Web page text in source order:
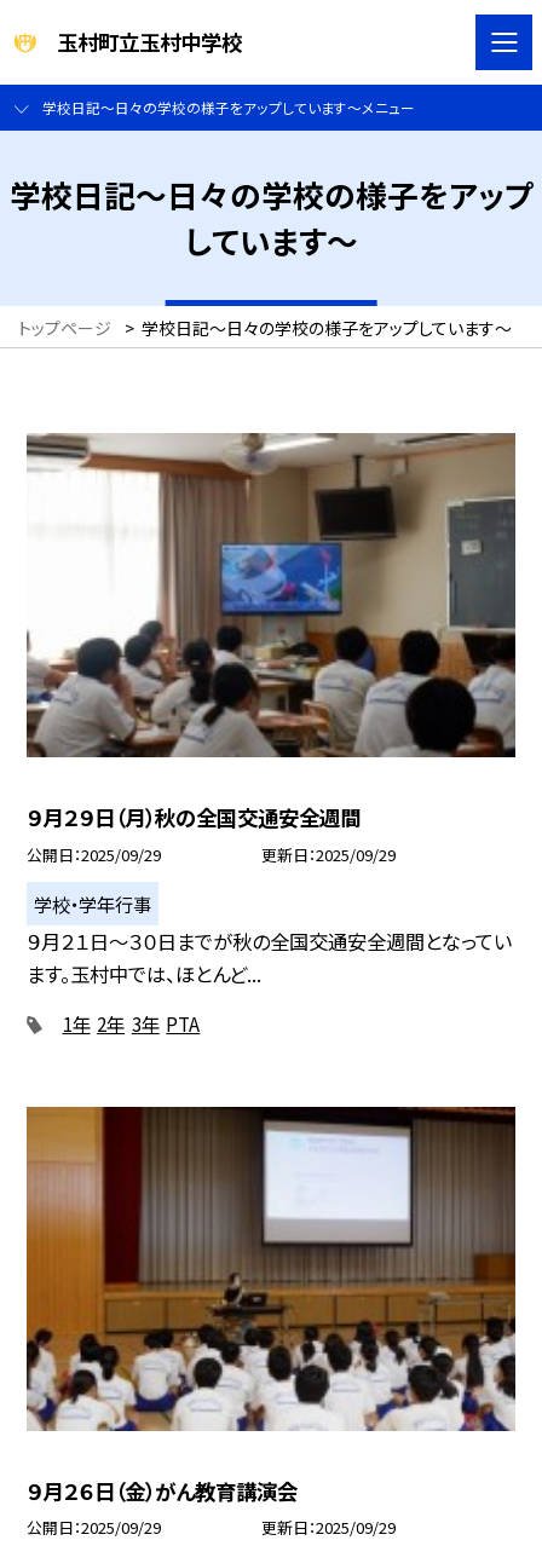
玉村町立玉村中学校
学校日記～日々の学校の様子をアップしています～メニュー
学校日記～日々の学校の様子をアップ
しています～
トップページ > 学校日記～日々の学校の様子をアップしています～
９月２９日（月）秋の全国交通安全週間
公開日 2025/09/29 更新日 2025/09/29
学校・学年行事
９月２１日～３０日までが秋の全国交通安全週間となってい
ます。玉村中では、ほとんど...
1年 2年 3年 PTA
９月２６日（金）がん教育講演会
公開日 2025/09/29 更新日 2025/09/29